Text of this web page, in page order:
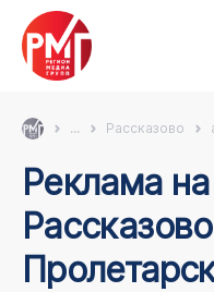
... Рассказово
Реклама на арках в